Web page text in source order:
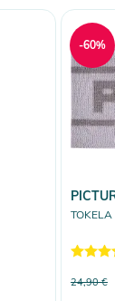
PICTURE
TOKELA
24,90 €
-60%